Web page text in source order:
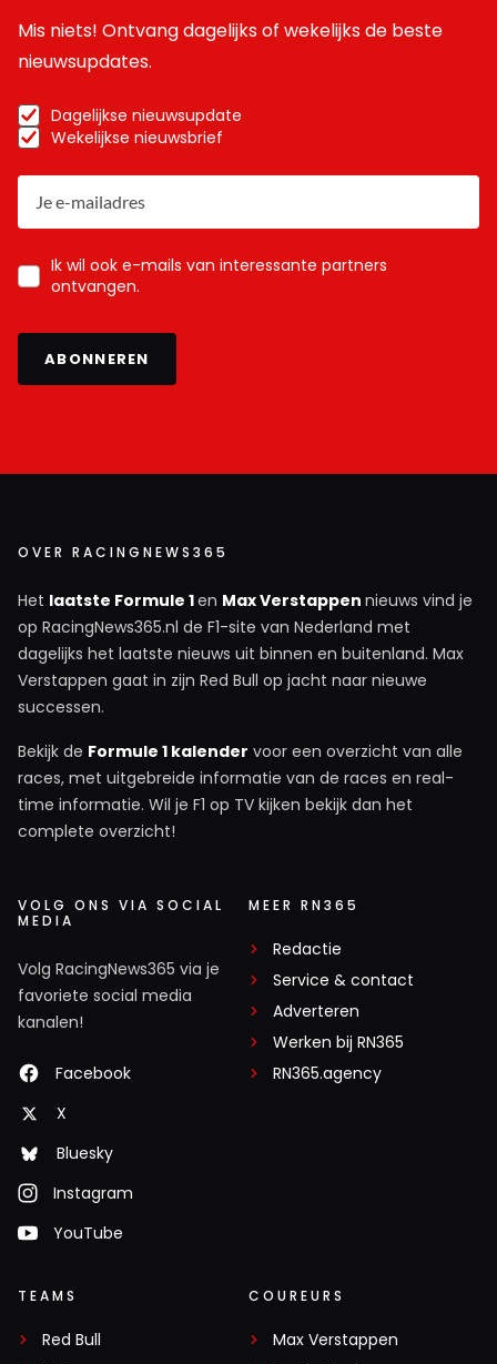
Mis niets! Ontvang dagelijks of wekelijks de beste
nieuwsupdates.
Dagelijkse nieuwsupdate
Wekelijkse nieuwsbrief
Ik wil ook e-mails van interessante partners
ontvangen.
ABONNEREN
OVER RACINGNEWS365
Het laatste Formule 1en Max Verstappen nieuws vind je
op RacingNews365.nl de F1-site van Nederland met
dagelijks het laatste nieuws uit binnen en buitenland. Max
Verstappen gaat in zijn Red Bull op jacht naar nieuwe
successen.
Bekijk de Formule 1 kalender voor een overzicht van alle
races, met uitgebreide informatie van de races en real-
time informatie. Wil je F1 op TV kijken bekijk dan het
complete overzicht!
VOLG ONS VIA SOCIAL
MEDIA
Volg RacingNews365 via je
favoriete social media
kanalen!
Facebook
X
Bluesky
Instagram
YouTube
MEER RN365
Redactie
Service & contact
Adverteren
Werken bij RN365
RN365.agency
TEAMS
Red Bull
COUREURS
Max Verstappen